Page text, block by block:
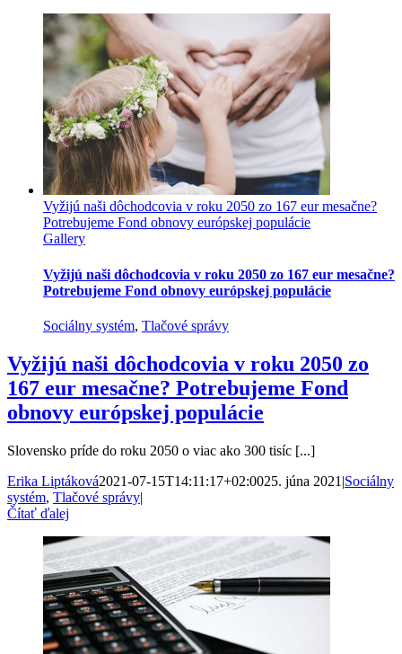
Vyžijú naši dôchodcovia v roku 2050 zo 167 eur mesačne?
Potrebujeme Fond obnovy európskej populácie
Gallery
Vyžijú naši dôchodcovia v roku 2050 zo 167 eur mesačne?
Potrebujeme Fond obnovy európskej populácie
Sociálny systém, Tlačové správy
Vyžijú naši dôchodcovia v roku 2050 zo
167 eur mesačne? Potrebujeme Fond
obnovy európskej populácie
Slovensko príde do roku 2050 o viac ako 300 tisíc [...]
Erika Liptáková2021-07-15T14:11:17+02:0025. júna 2021 |Sociálny
systém, Tlačové správy|
Čítať ďalej